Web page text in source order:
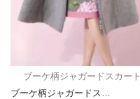
ブーケ柄ジャガードスカート
ブーケ柄ジャガードス…